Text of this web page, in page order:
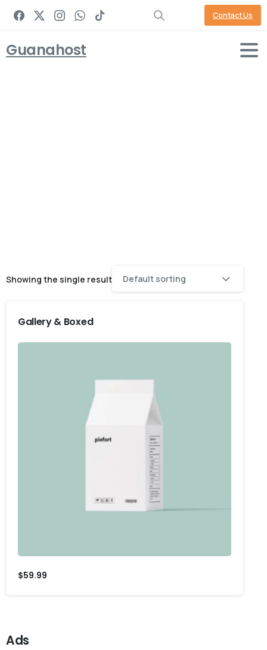
Contact Us
Guanahost
Showing the single result Default sorting
Gallery & Boxed
$59.99
Ads